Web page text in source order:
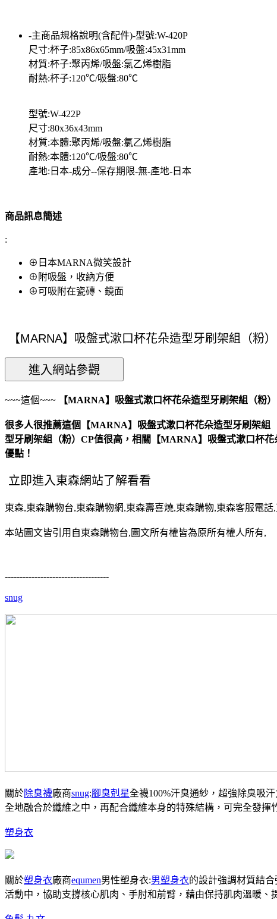
-主商品規格說明(含配件)-型號:W-420P
尺寸:杯子:85x86x65mm/吸盤:45x31mm
材質:杯子:聚丙烯/吸盤:氯乙烯樹脂
耐熱:杯子:120℃/吸盤:80℃
型號:W-422P
尺寸:80x36x43mm
材質:本體:聚丙烯/吸盤:氯乙烯樹脂
耐熱:本體:120℃/吸盤:80℃
產地:日本-成分--保存期限-無-產地-日本
商品訊息簡述
:
⊕日本MARNA微笑設計
⊕附吸盤，收納方便
⊕可吸附在瓷磚、鏡面
~~~這個~~~ 【MARNA】吸盤式漱口杯花朵造型牙刷架組（粉）
很多人很推薦這個【MARNA】吸盤式漱口杯花朵造型牙刷架
型牙刷架組（粉）CP值很高，相關【MARNA】吸盤式漱口杯
優點！
東森,東森購物台,東森購物網,東森壽喜燒,東森購物,東森客服電話
本站圖文皆引用自東森購物台,圖文所有權皆為原所有權人所有,
-----------------------------------
snug
關於除臭襪廠商snug:腳臭剋星全襪100%汗臭通紗，超強除臭吸
全地融合於纖維之中，再配合纖維本身的特殊結構，可完全發
塑身衣
關於塑身衣廠商equmen男性塑身衣:男塑身衣的設計強調材質結
活動中，協助支撐核心肌肉、手肘和前臂，藉由保持肌肉溫暖